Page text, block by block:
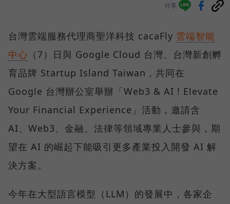
分享
台灣雲端服務代理商聖洋科技 cacaFly 雲端智能
中心 （7）日與 Google Cloud 台灣、台灣新創孵
育品牌 Startup Island Taiwan，共同在
Google 台灣辦公室舉辦「Web3 & AI ! Elevate
Your Financial Experience」活動，邀請含
AI、Web3、金融、法律等領域專業人士參與，期
望在 AI 的崛起下能吸引更多產業投入開發 AI 解
決方案。
今年在大型語言模型（LLM）的發展中，各家企